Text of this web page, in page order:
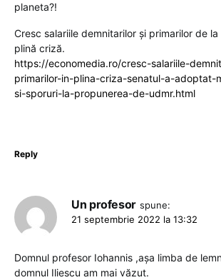
planeta?!
Cresc salariile demnitarilor și primarilor de la
plină criză.
https://economedia.ro/cresc-salariile-
primarilor-in-plina-criza-senatul-a-adoptat-
si-sporuri-la-propunerea-de-udmr.html
Reply
Un profesor spune:
21 septembrie 2022 la 13:32
Domnul profesor Iohannis ,așa limba de
domnul Iliescu am mai văzut.